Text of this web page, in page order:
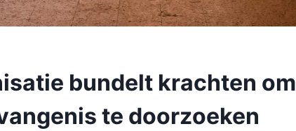
bundelt krachten om
te doorzoeken